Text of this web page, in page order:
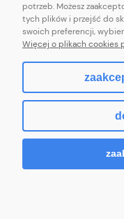
E-mail:
ul. Piotrkowska
Sklep
potrzeb. Możesz
tych plików i przejść do
swoich preferencji,
Więcej o plikach cookies